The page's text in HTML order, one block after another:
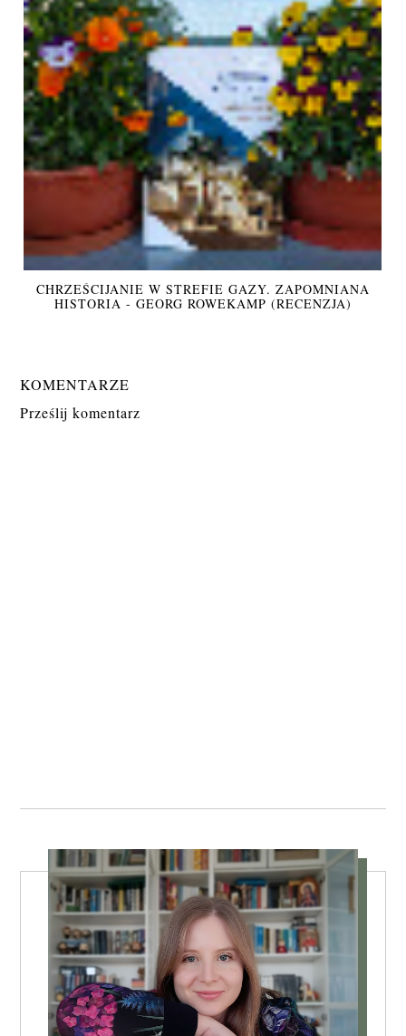
CHRZEŚCIJANIE W STREFIE GAZY. ZAPOMNIANA
HISTORIA - GEORG ROWEKAMP (RECENZJA)
KOMENTARZE
Prześlij komentarz